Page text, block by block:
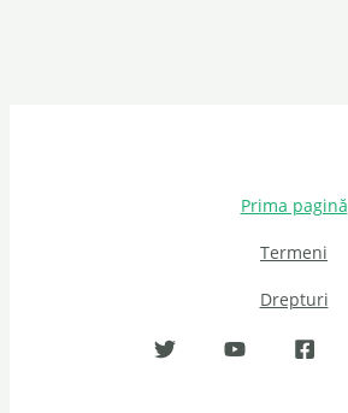
Prima pagină
Termeni
Drepturi